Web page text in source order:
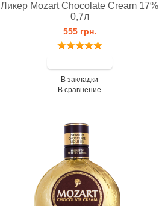
Ликер Mozart Chocolate Cream 17%
0,7л
555 грн.
В закладки
В сравнение